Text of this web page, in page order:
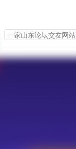
一家山东论坛交友网站